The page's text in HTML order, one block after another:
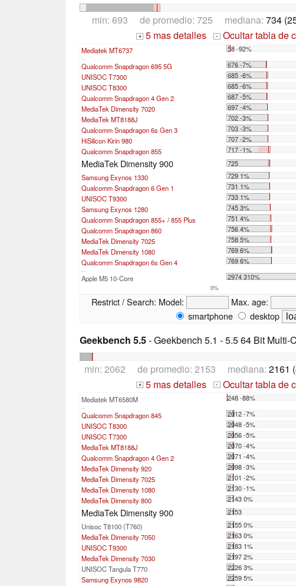
min: 693 de promedio: 725 mediana: 734
+ 5 mas detalles - Ocultar tabla de
Mediatek MT6737 58 -92%
Qualcomm Snapdragon 695 5G
676 -7%
UNISOC T7300
685 -6%
UNISOC T8300
685 -6%
Qualcomm Snapdragon 4 Gen 2
687 -5%
MediaTek Dimensity 7020
697 -4%
MediaTek MT8188J
702 -3%
Qualcomm Snapdragon 6s Gen 3
703 -3%
HiSilicon Kirin 980
707 -2%
Qualcomm Snapdragon 855
717 -1%
MediaTek Dimensity 900
725
Samsung Exynos 1330
729 1%
Qualcomm Snapdragon 6 Gen 1
731 1%
UNISOC T9300
733 1%
Samsung Exynos 1280
745 3%
Qualcomm Snapdragon 855+ / 855 Plus
751 4%
Qualcomm Snapdragon 860
756 4%
MediaTek Dimensity 7025
758 5%
MediaTek Dimensity 1080
769 6%
Qualcomm Snapdragon 6s Gen 4
769 6%
Apple M5 10-Core 2974 310%
0%
Restrict / Search: Model: Max. age:
smartphone
desktop
Geekbench 5.5- Geekbench 5.1 - 5.5 64 Bit Multi-
min: 2062 de promedio: 2153 mediana: 2161
+ 5 mas detalles - Ocultar tabla de
Mediatek MT6580M 248 -88%
Qualcomm Snapdragon 845
2012 -7%
UNISOC T8300
2048 -5%
UNISOC T7300
2056 -5%
MediaTek MT8188J
2070 -4%
Qualcomm Snapdragon 4 Gen 2
2071 -4%
MediaTek Dimensity 920
2098 -3%
MediaTek Dimensity 7025
2101 -2%
MediaTek Dimensity 1080
2130 -1%
MediaTek Dimensity 800
2143 0%
MediaTek Dimensity 900
2153
Unisoc T8100 (T760)
2155 0%
MediaTek Dimensity 7050
2163 0%
UNISOC T9300
2183 1%
MediaTek Dimensity 7030
2197 2%
UNISOC Tangula T770
2226 3%
Samsung Exynos 9820
2259 5%